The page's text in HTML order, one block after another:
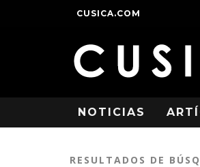
CUSICA.COM
NOTICIAS
RESULTADOS DE